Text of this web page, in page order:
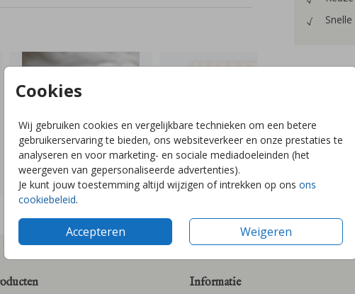
Cookies
Wij gebruiken cookies en vergelijkbare technieken om een betere
gebruikerservaring te bieden, ons websiteverkeer en onze prestaties te
analyseren en voor marketing- en sociale mediadoeleinden (het
weergeven van gepersonaliseerde advertenties).
Je kunt jouw toestemming altijd wijzigen of intrekken op ons ons
cookiebeleid.
Accepteren Weigeren
Formaten
Informatie